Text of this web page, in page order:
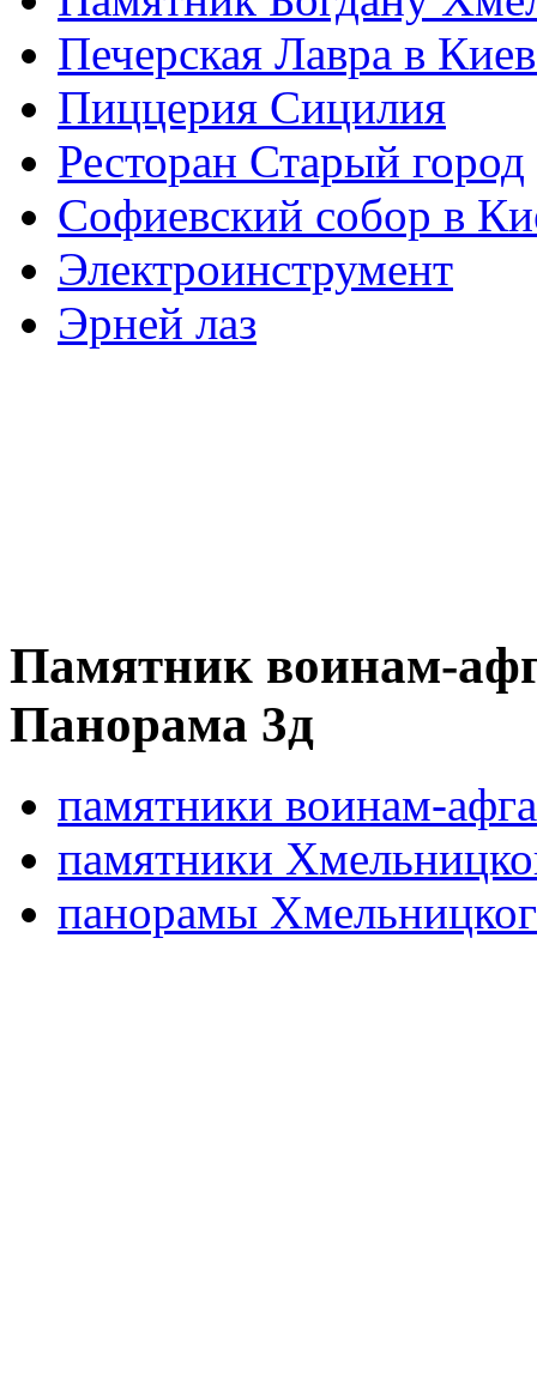
Печерская Лавра в
Пиццерия Сицилия
Ресторан Старый город
Софиевский собор в
Электроинструмент
Эрней лаз
Памятник воинам-
Панорама 3д
памятники воинам-
памятники
панорамы